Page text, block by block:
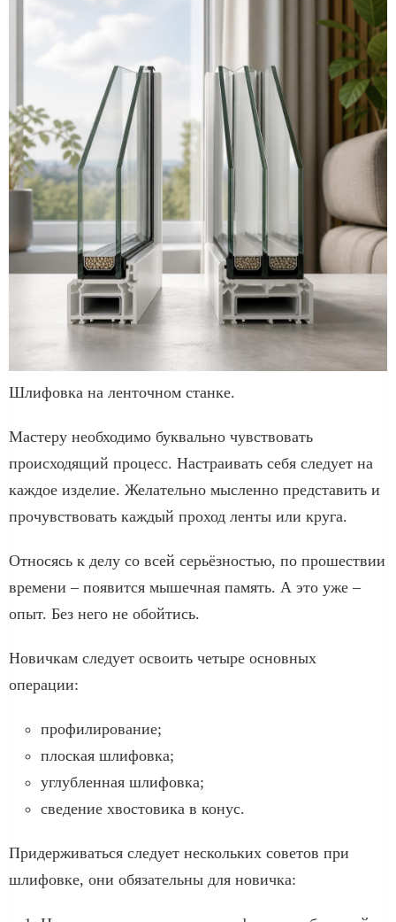
Шлифовка на ленточном станке.
Мастеру необходимо буквально чувствовать
происходящий процесс. Настраивать себя следует на
каждое изделие. Желательно мысленно представить и
прочувствовать каждый проход ленты или круга.
Относясь к делу со всей серьёзностью, по прошествии
времени – появится мышечная память. А это уже –
опыт. Без него не обойтись.
Новичкам следует освоить четыре основных
операции:
профилирование;
плоская шлифовка;
углубленная шлифовка;
сведение хвостовика в конус.
Придерживаться следует нескольких советов при
шлифовке, они обязательны для новичка: